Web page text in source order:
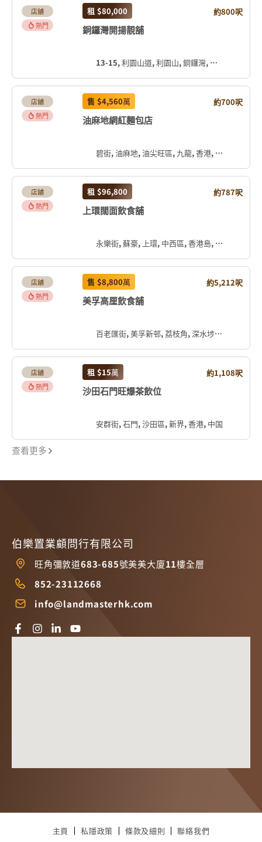
查看更多
店舖
熱門
租 $80,000 約800呎
銅鑼灣開揚靚舖
13-15, 利園山道, 利園山, 銅鑼灣, 灣仔區, 香港島, 香港, 中国
店舖
熱門
售 $4,560萬 約700呎
油麻地網紅麵包店
碧街, 油麻地, 油尖旺區, 九龍, 香港, 中国
店舖
熱門
租 $96,800 約787呎
上環闊面飲食舖
永樂街, 蘇豪, 上環, 中西區, 香港島, 香港, 中国
店舖
熱門
售 $8,800萬 約5,212呎
美孚高厘飲食舖
百老匯街, 美孚新邨, 荔枝角, 深水埗區, 九龍, 香港, 中国
店舖
熱門
租 $15萬 約1,108呎
沙田石門旺爆茶飲位
安群街, 石門, 沙田區, 新界, 香港, 中国
伯樂置業顧問行有限公司
旺角彌敦道683-685號美美大廈11樓全層
852-23112668
info@landmasterhk.com
主頁 私隱政策 條款及細則 聯絡我們